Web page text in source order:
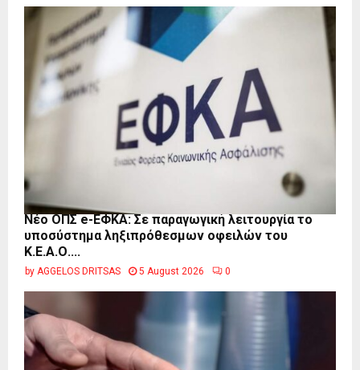
Νέο ΟΠΣ e-ΕΦΚΑ: Σε παραγωγική λειτουργία το
υποσύστημα ληξιπρόθεσμων οφειλών του
Κ.Ε.Α.Ο....
by AGGELOS DRITSAS 5 August 2026 0